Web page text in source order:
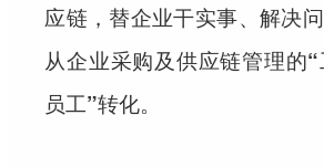
应链，替企业干实事、解决
从企业采购及供应链管理的
员工”转化。